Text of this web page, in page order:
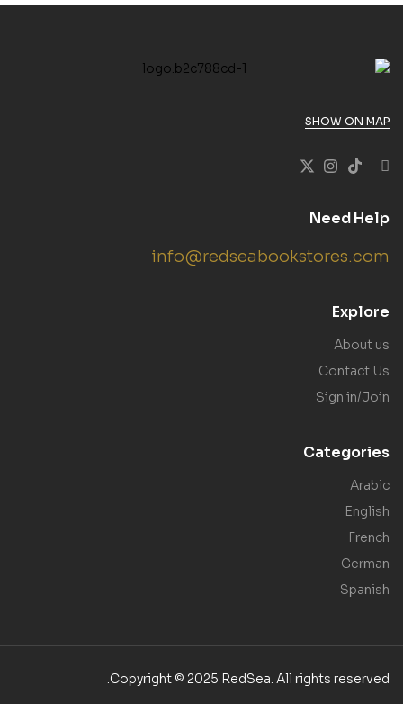
SHOW ON MAP
Need Help
info@redseabookstores.com
Explore
About us
Contact Us
Sign in/Join
Categories
Arabic
English
French
German
Spanish
Copyright © 2025 RedSea. All rights reserved.